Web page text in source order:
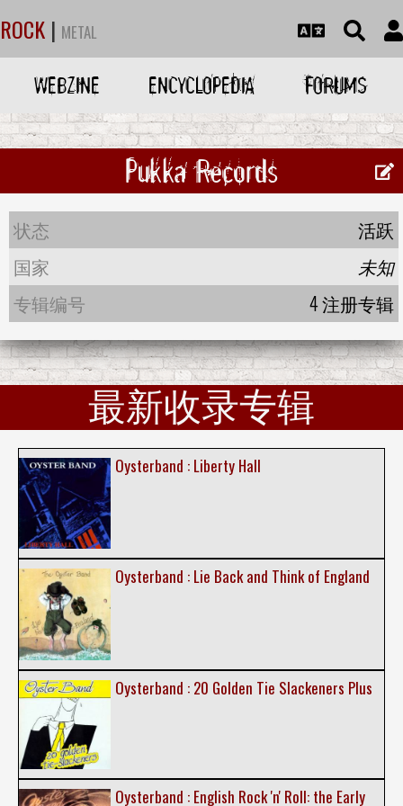
ROCK | METAL
WEBZINE ENCYCLOPEDIA FORUMS
Pukka Records
状态
活跃
国家
未知
专辑编号
4 注册专辑
最新收录专辑
Oysterband : Liberty Hall
Oysterband : Lie Back and Think of England
Oysterband : 20 Golden Tie Slackeners Plus
Oysterband : English Rock 'n' Roll: the Early